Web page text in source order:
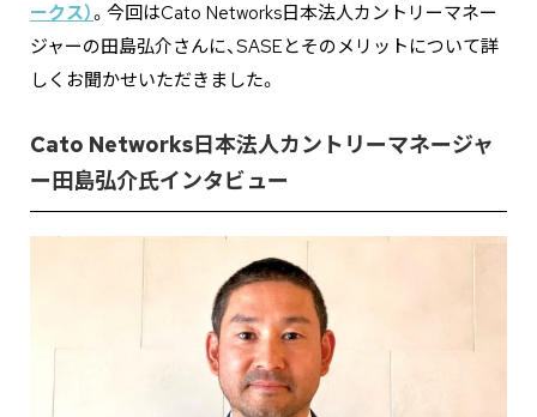
ークス）。今回はCato Networks日本法人カントリーマネー
ジャーの田島弘介さんに、SASEとそのメリットについて詳
しくお聞かせいただきました。
Cato Networks日本法人カントリーマネージャ
ー田島弘介氏インタビュー